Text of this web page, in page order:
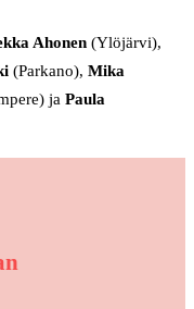
Ahonen(Ylöjärvi),
(Parkano), Mika
ja Paula